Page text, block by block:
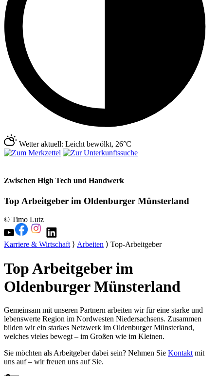
Wetter aktuell: Leicht bewölkt, 26°C
Zwischen High Tech und Handwerk
Top Arbeitgeber im Oldenburger Münsterland
© Timo Lutz
Karriere & Wirtschaft⟩ Arbeiten ⟩ Top-Arbeitgeber
Top Arbeitgeber im
Oldenburger Münsterland
Gemeinsam mit unseren Partnern arbeiten wir für eine starke und
lebenswerte Region im Nordwesten Niedersachsens. Zusammen
bilden wir ein starkes Netzwerk im Oldenburger Münsterland,
welches vieles bewegt – im Großen wie im Kleinen.
Sie möchten als Arbeitgeber dabei sein? Nehmen Sie Kontakt mit
uns auf – wir freuen uns auf Sie.